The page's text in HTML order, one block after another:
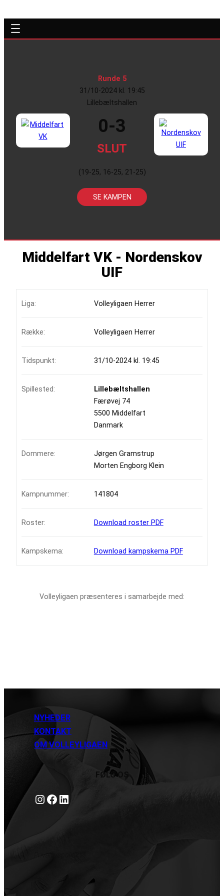
Runde 5
31/10-2024 kl. 19:45
Lillebæltshallen
0-3
SLUT
(19-25, 16-25, 21-25)
SE KAMPEN
Middelfart VK - Nordenskov
UIF
Liga: Volleyligaen Herrer
Række: Volleyligaen Herrer
Tidspunkt: 31/10-2024 kl. 19:45
Spillested:
Lillebæltshallen
Færøvej 74
5500 Middelfart
Danmark
Dommere:
Jørgen Gramstrup
Morten Engborg Klein
Kampnummer: 141804
Roster: Download roster PDF
Kampskema: Download kampskema PDF
Volleyligaen præsenteres i samarbejde med:
NYHEDER
KONTAKT
OM VOLLEYLIGAEN
FØLG OS
Instagram https://www.facebook.com/danishbeachvolleytour LinkedIn